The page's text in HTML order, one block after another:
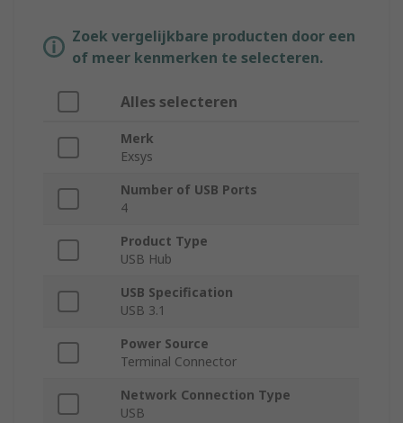
Zoek vergelijkbare producten door een
of meer kenmerken te selecteren.
Alles selecteren
Merk
Exsys
Number of USB Ports
4
Product Type
USB Hub
USB Specification
USB 3.1
Power Source
Terminal Connector
Network Connection Type
USB